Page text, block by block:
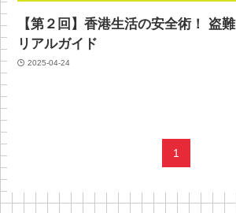
【第２回】香港生活の安全術！ 盗
リアルガイド
2025-04-24
1